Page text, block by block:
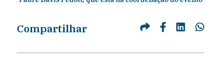
Compartilhar